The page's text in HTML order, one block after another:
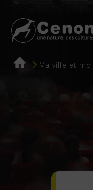
Fil
Ma ville et moi